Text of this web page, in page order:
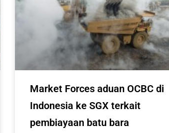
Market Forces aduan OCBC di
Indonesia ke SGX terkait
pembiayaan batu bara